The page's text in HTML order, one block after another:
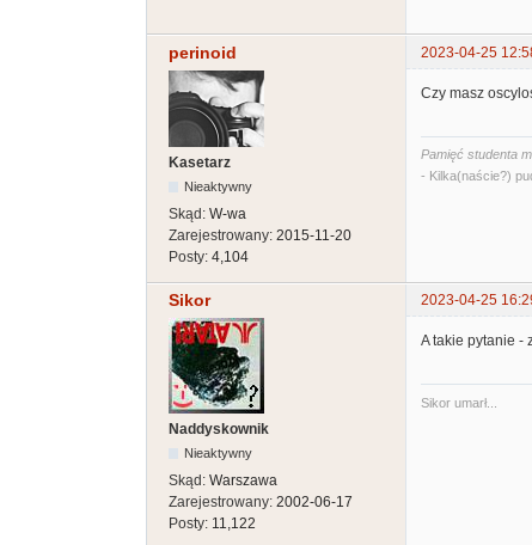
perinoid 2023-04-25
Kasetarz
Nieaktywny
Skąd: W-wa
Zarejestrowany: 2015-11-20
Posty: 4,104
Czy masz
Pamięć studenta
- Kilka(naście?)
Sikor 2023-04-25
Naddyskownik
Nieaktywny
Skąd: Warszawa
Zarejestrowany: 2002-06-17
Posty: 11,122
A takie pytanie -
Sikor umarł...